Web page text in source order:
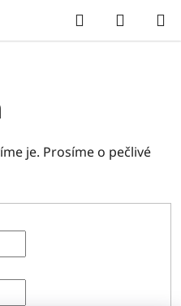
Hledat
KOŠÍK
je. Prosíme o pečlivé